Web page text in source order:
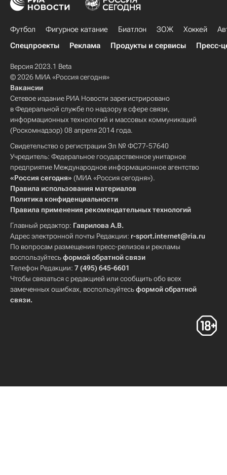
Футбол Фигурное катание Биатлон ЗОЖ Хоккей
Спецпроекты
Реклама Продукты и сервисы Пресс-
Версия 2023.1 Beta
© 2026 МИА «Россия сегодня»
Вакансии
Сетевое издание РИА Новости зарегистрировано
в Федеральной службе по надзору в сфере связи,
информационных технологий и массовых коммуникаций
(Роскомнадзор) 08 апреля 2014 года.
Свидетельство о регистрации Эл № ФС77-57640
Учредитель: Федеральное государственное унитарное
предприятие Международное информационное агентство
«Россия сегодня» (МИА «Россия сегодня»).
Правила использования материалов
Политика конфиденциальности
Правила применения рекомендательных технологий
Главный редактор: Гаврилова А.В.
Адрес электронной почты Редакции: r-sport.internet@ria.ru
По вопросам размещения пресс-релизов и рекламы
воспользуйтесьформой обратной связи
Телефон Редакции: 7 (495) 645-6601
Чтобы связаться с редакцией или сообщить обо всех
замеченных ошибках, воспользуйтесьформой обратной
связи.